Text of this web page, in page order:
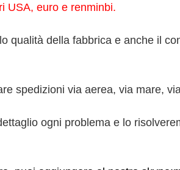
USA, euro e renminbi.
qualità della fabbrica e anche il
spedizioni via aerea, via mare,
ogni problema e lo